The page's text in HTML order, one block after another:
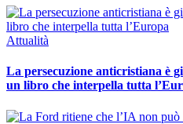
Attualità
La persecuzione anticristiana è
un libro che interpella tutta